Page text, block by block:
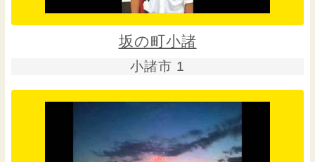
坂の町小諸
小諸市 1